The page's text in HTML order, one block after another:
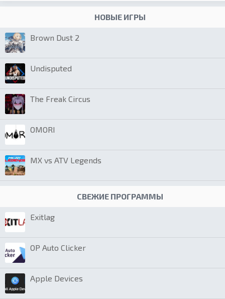
НОВЫЕ ИГРЫ
Brown Dust 2
Undisputed
The Freak Circus
OMORI
MX vs ATV Legends
СВЕЖИЕ ПРОГРАММЫ
Exitlag
OP Auto Clicker
Apple Devices